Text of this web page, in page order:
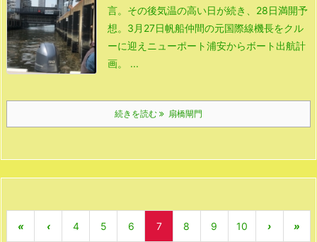
言。 その後気温の高い日が続き、28日満開予
想。 3月27日帆船仲間の元国際線機長をクル
ーに迎え ニューポート浦安からボート出航計
画。 ...
続きを読む 扇橋閘門
« ‹ 4 5 6 7 8 9 10 › »